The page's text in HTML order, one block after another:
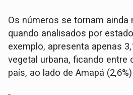
Os números se tornam ainda
quando analisados por
exemplo, apresenta apenas
vegetal urbana, ficando entre
país, ao lado de Amapá